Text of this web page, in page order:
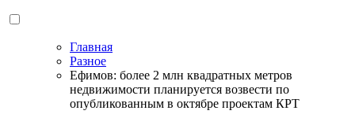
Главная
Разное
Ефимов: более 2 млн квадратных метров
недвижимости планируется возвести по
опубликованным в октябре проектам КРТ